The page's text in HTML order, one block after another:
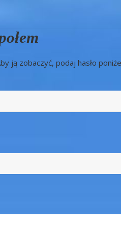
ją zobaczyć, podaj hasło